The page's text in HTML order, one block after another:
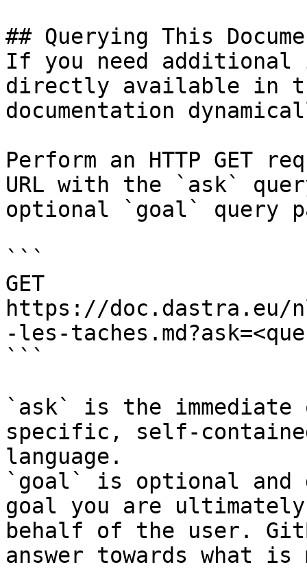
## Querying This
If you need
directly available in
documentation
Perform an HTTP GET
URL with the `ask`
optional `goal` query
```
GET
https://
-les-
```
`ask` is the
specific, self-
language.
`goal` is optional and
goal you are
behalf of the user.
answer towards what